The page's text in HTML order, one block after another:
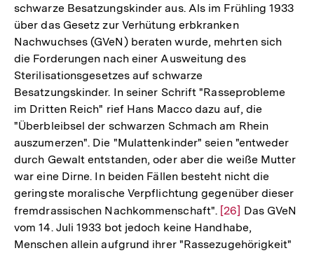
schwarze Besatzungskinder aus. Als im Frühling 1933
über das Gesetz zur Verhütung erbkranken
Nachwuchses (GVeN) beraten wurde, mehrten sich
die Forderungen nach einer Ausweitung des
Sterilisationsgesetzes auf schwarze
Besatzungskinder. In seiner Schrift "Rasseprobleme
im Dritten Reich" rief Hans Macco dazu auf, die
"Überbleibsel der schwarzen Schmach am Rhein
auszumerzen". Die "Mulattenkinder" seien "entweder
durch Gewalt entstanden, oder aber die weiße Mutter
war eine Dirne. In beiden Fällen besteht nicht die
geringste moralische Verpflichtung gegenüber dieser
fremdrassischen Nachkommenschaft". Zur
Auflösung
der
[26] Das GVeN
vom 14. Juli 1933 bot jedoch keine Handhabe,
Menschen allein aufgrund ihrer "Rassezugehörigkeit"